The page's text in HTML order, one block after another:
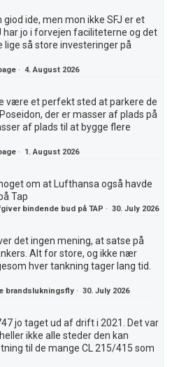
giod ide, men mon ikke SFJ er et
har jo i forvejen faciliteterne og det
lige så store investeringer på
·4. August 2026
være et perfekt sted at parkere de
der er masser af plads på
af plads til at bygge flere
· 1. August 2026
om at Lufthansa også havde
Tap
bindende bud på TAP ·30. July 2026
det ingen mening, at satse på
Alt for store, og ikke nær
hver tankning tager lang tid.
brandslukningsfly ·30. July 2026
jo taget ud af drift i 2021. Det var
ikke alle steder den kan
til de mange CL 215/415 som